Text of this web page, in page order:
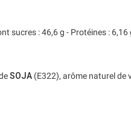
sucres : 46,6 g - Protéines : 6,16
SOJA (E322), arôme naturel de